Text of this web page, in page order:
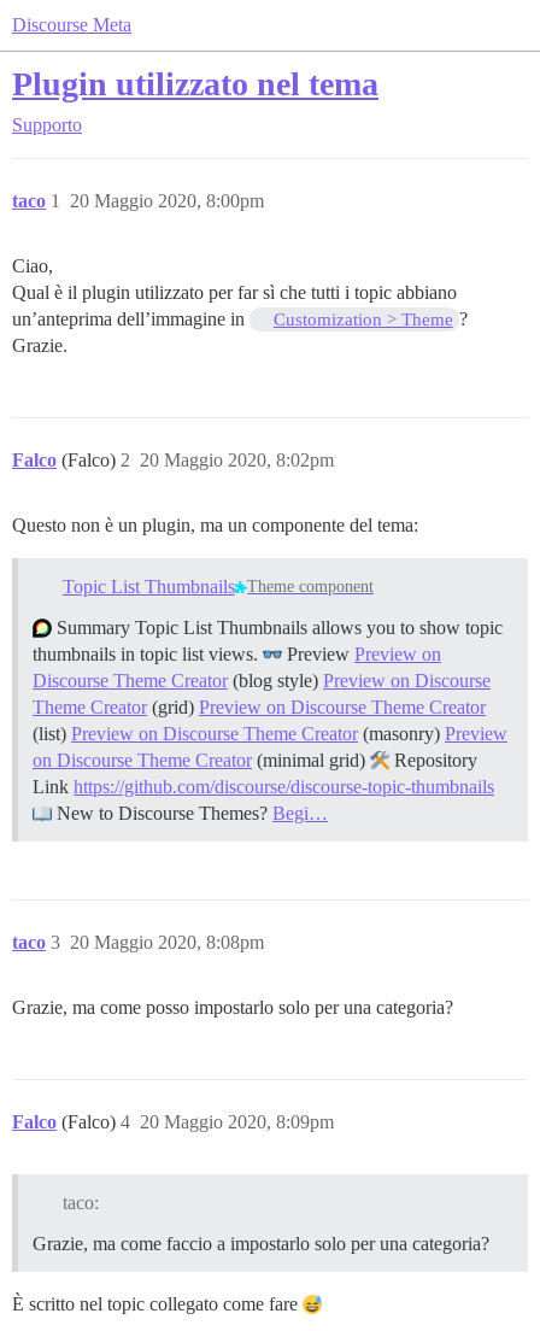
Discourse Meta
Plugin utilizzato nel tema
Supporto
taco 20 Maggio 2020, 8:00pm
1
Ciao,
Qual è il plugin utilizzato per far sì che tutti i topic abbiano
un’anteprima dell’immagine in
Customization > Theme ?
Grazie.
Falco (Falco) 20 Maggio 2020, 8:02pm
2
Questo non è un plugin, ma un componente del tema:
Topic List Thumbnails Theme component
Summary Topic List Thumbnails allows you to show topic
thumbnails in topic list views.
Preview Preview on
Discourse Theme Creator(blog style) Preview on Discourse
Theme Creator(grid) Preview on Discourse Theme Creator
(list) Preview on Discourse Theme Creator(masonry) Preview
on Discourse Theme Creator(minimal grid)
Repository
Link https://github.com/discourse/discourse-topic-thumbnails
New to Discourse Themes? Begi…
taco 20 Maggio 2020, 8:08pm
3
Grazie, ma come posso impostarlo solo per una categoria?
Falco (Falco) 20 Maggio 2020, 8:09pm
4
taco:
Grazie, ma come faccio a impostarlo solo per una categoria?
È scritto nel topic collegato come fare